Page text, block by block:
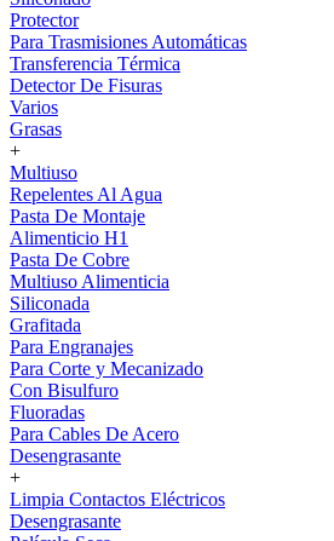
Protector
Para Trasmisiones Automáticas
Transferencia Térmica
Detector De Fisuras
Varios
Grasas
+
Multiuso
Repelentes Al Agua
Pasta De Montaje
Alimenticio H1
Pasta De Cobre
Multiuso Alimenticia
Siliconada
Grafitada
Para Engranajes
Para Corte y Mecanizado
Con Bisulfuro
Fluoradas
Para Cables De Acero
Desengrasante
+
Limpia Contactos Eléctricos
Desengrasante